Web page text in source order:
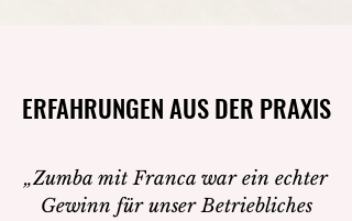
ERFAHRUNGEN AUS DER PRAXIS
ERFAHRUNGEN AUS DER PRAXIS
„Zumba mit Franca war ein echter
Gewinn für unser Betriebliches